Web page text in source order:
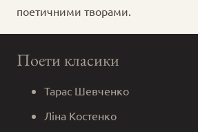
поетичними творами.
Поети класики
Тарас Шевченко
Ліна Костенко